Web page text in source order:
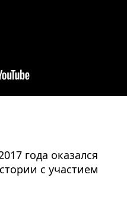
года оказался
с участием